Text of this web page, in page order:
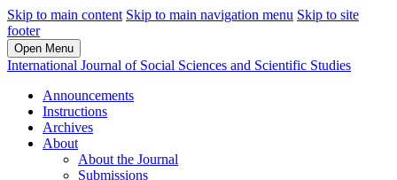
Skip to main content Skip to main navigation menu Skip to site
footer
Open Menu
International Journal of Social Sciences and Scientific Studies
Announcements
Instructions
Archives
About
About the Journal
Submissions